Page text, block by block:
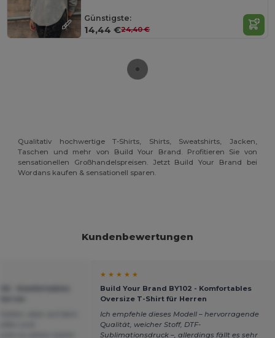
Günstigste:
14,44 €24,40 €
Qualitativ hochwertige T-Shirts, Shirts, Sweatshirts, Jacken,
Taschen und mehr von Build Your Brand. Profitieren Sie von
sensationellen Großhandelspreisen. Jetzt Build Your Brand bei
Wordans kaufen & sensationell sparen.
Kundenbewertungen
★ ★ ★ ★ ★
Build Your Brand BY102 - Komfortables
Oversize T-Shirt für Herren
Ich empfehle dieses Modell – hervorragende
Qualität, weicher Stoff, DTF-
Sublimationsdruck –, allerdings fällt es sehr